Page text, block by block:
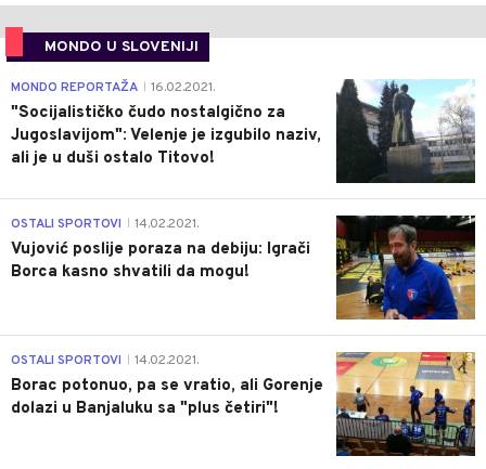
MONDO U SLOVENIJI
4
MONDO REPORTAŽA 16.02.2021.
"Socijalističko čudo nostalgično za
Jugoslavijom": Velenje je izgubilo naziv,
ali je u duši ostalo Titovo!
1
OSTALI SPORTOVI 14.02.2021.
Vujović poslije poraza na debiju: Igrači
Borca kasno shvatili da mogu!
3
OSTALI SPORTOVI 14.02.2021.
Borac potonuo, pa se vratio, ali Gorenje
dolazi u Banjaluku sa "plus četiri"!